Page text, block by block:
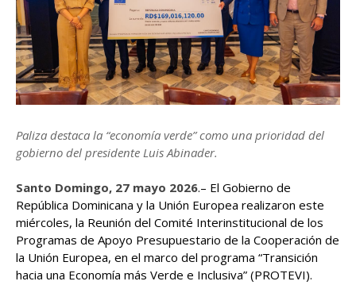
Paliza destaca la “economía verde” como una prioridad del
gobierno del presidente Luis Abinader.
Santo Domingo, 27 mayo 2026.– El Gobierno de
República Dominicana y la Unión Europea realizaron este
miércoles, la Reunión del Comité Interinstitucional de los
Programas de Apoyo Presupuestario de la Cooperación de
la Unión Europea, en el marco del programa “Transición
hacia una Economía más Verde e Inclusiva” (PROTEVI).